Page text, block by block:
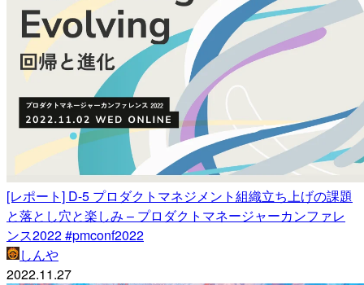
[レポート] D-5 プロダクトマネジメント組織立ち上げの課題
と落とし穴と楽しみ – プロダクトマネージャーカンファレ
ンス2022 #pmconf2022
しんや
2022.11.27